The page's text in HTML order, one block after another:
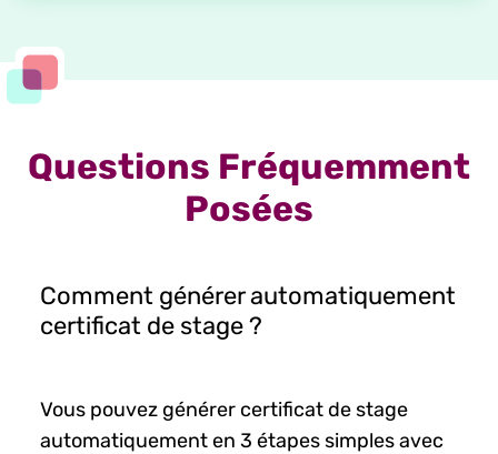
Questions Fréquemment
Posées
Comment générer automatiquement
certificat de stage ?
Vous pouvez générer certificat de stage
automatiquement en 3 étapes simples avec